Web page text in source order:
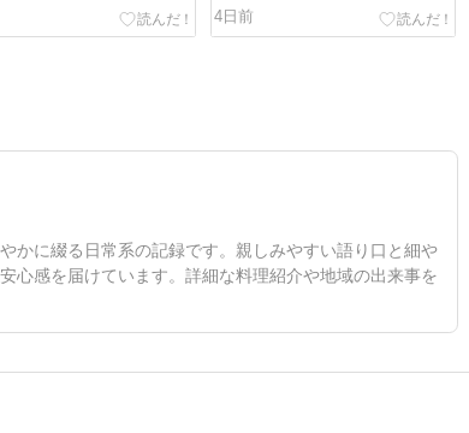
4日前
かに綴る日常系の記録です。親しみやすい語り口と細や
心感を届けています。詳細な料理紹介や地域の出来事を